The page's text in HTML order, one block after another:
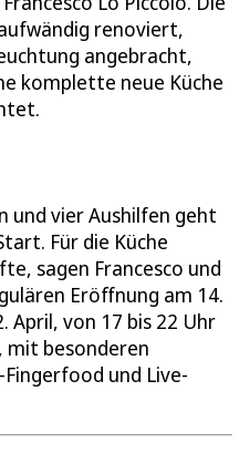
renoviert,
angebracht,
komplette neue Küche
vier Aushilfen geht
Für die Küche
sagen Francesco und
Eröffnung am 14.
April, von 17 bis 22 Uhr
mit besonderen
und Live-